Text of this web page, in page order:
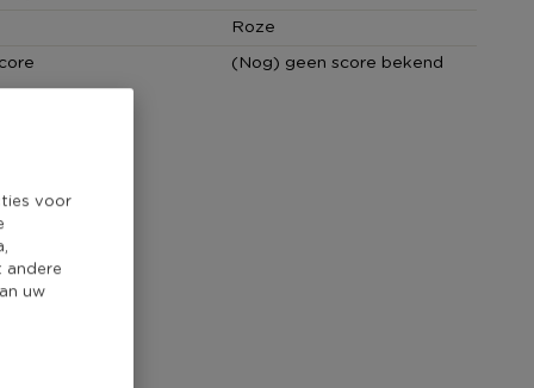
voor
andere
uw
Roze
(Nog) geen score bekend